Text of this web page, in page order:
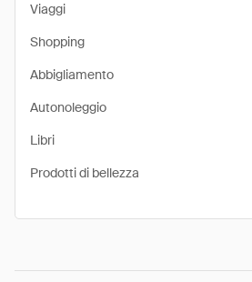
Viaggi
Shopping
Abbigliamento
Autonoleggio
Libri
Prodotti di bellezza